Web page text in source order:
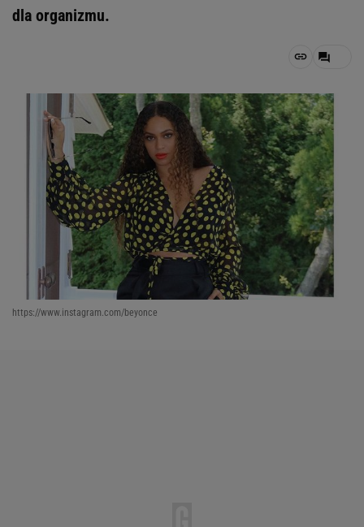
dla organizmu.
https://www.instagram.com/beyonce